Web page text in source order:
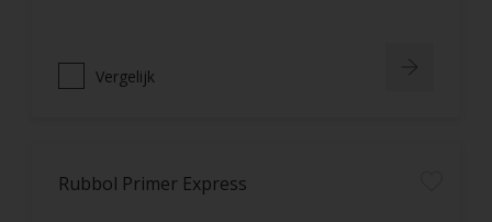
Vergelijk
Rubbol Primer Express